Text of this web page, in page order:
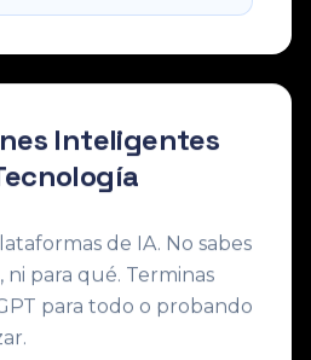
Inteligentes
de IA. No sabes
para qué. Terminas
para todo o probando